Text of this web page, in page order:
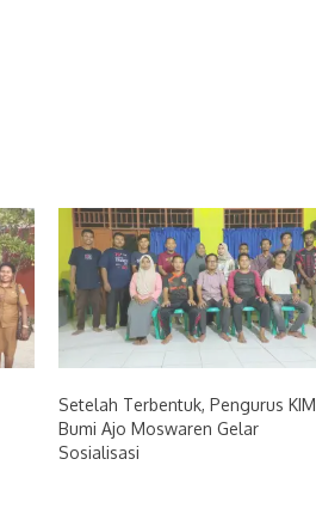
Setelah Terbentuk, Pengurus KIM
Bumi Ajo Moswaren Gelar
Sosialisasi